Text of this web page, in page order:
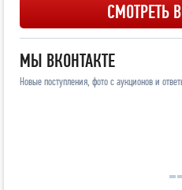
СМОТРЕТЬ
МЫ ВКОНТАКТЕ
Новые поступления, фото с аукционов и